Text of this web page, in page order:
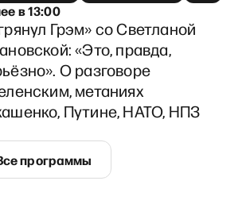
в13:00
Грэм» со Светланой
«Это, правда,
О разговоре
метаниях
Путине, НАТО, НПЗ
программы